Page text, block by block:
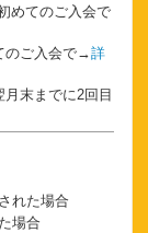
めてのご入会で
のご入会で→詳
末までに2回目
れた場合
場合